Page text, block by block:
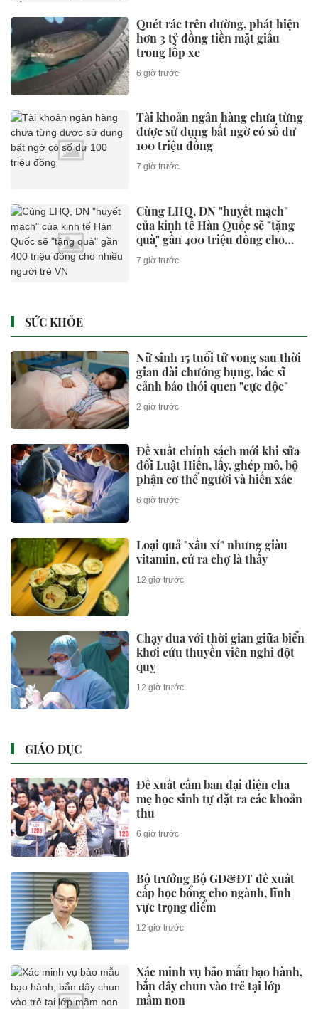
Quét rác trên đường, phát hiện
hơn 3 tỷ đồng tiền mặt giấu
trong lốp xe
6 giờ trước
Tài khoản ngân hàng chưa từng
được sử dụng bất ngờ có số dư
100 triệu đồng
7 giờ trước
Cùng LHQ, DN "huyết mạch"
của kinh tế Hàn Quốc sẽ "tặng
quà" gần 400 triệu đồng cho
nhiều người trẻ VN
7 giờ trước
SỨC KHỎE
Nữ sinh 15 tuổi tử vong sau thời
gian dài chướng bụng, bác sĩ
cảnh báo thói quen "cực độc"
2 giờ trước
Đề xuất chính sách mới khi sửa
đổi Luật Hiến, lấy, ghép mô, bộ
phận cơ thể người và hiến xác
6 giờ trước
Loại quả "xấu xí" nhưng giàu
vitamin, cứ ra chợ là thấy
12 giờ trước
Chạy đua với thời gian giữa biển
khơi cứu thuyền viên nghi đột
quỵ
12 giờ trước
GIÁO DỤC
Đề xuất cấm ban đại diện cha
mẹ học sinh tự đặt ra các khoản
thu
6 giờ trước
Bộ trưởng Bộ GD&ĐT đề xuất
cấp học bổng cho ngành, lĩnh
vực trọng điểm
12 giờ trước
Xác minh vụ bảo mẫu bạo hành,
bắn dây chun vào trẻ tại lớp
mầm non